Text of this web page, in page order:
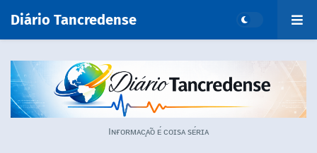
Diário Tancredense
Iɴғᴏʀᴍᴀᴄ̧ᴀ̃ᴏ ᴇ́ ᴄᴏɪsᴀ sᴇ́ʀɪᴀ